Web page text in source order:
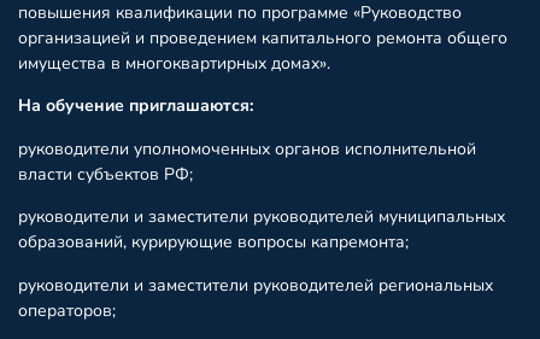
повышения квалификации по программе «Руководство
организацией и проведением капитального ремонта общего
имущества в многоквартирных домах».
На обучение приглашаются:
руководители уполномоченных органов исполнительной
власти субъектов РФ;
руководители и заместители руководителей муниципальных
образований, курирующие вопросы капремонта;
руководители и заместители руководителей региональных
операторов;